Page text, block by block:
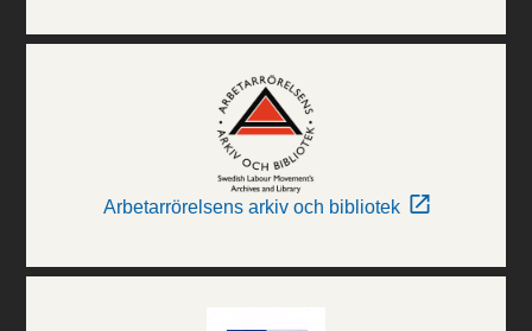
Arbetarrörelsens arkiv och bibliotek